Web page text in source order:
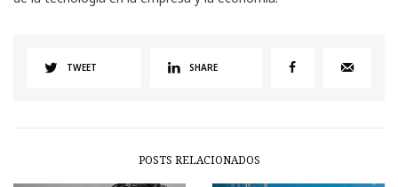
TWEET SHARE
POSTS RELACIONADOS